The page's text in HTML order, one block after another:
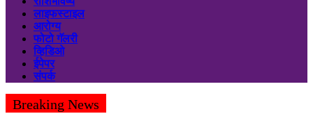
लाइफस्टाइल
आरोग्य
फोटो गॅलरी
व्हिडिओ
ईपेपर
संपर्क
Breaking News